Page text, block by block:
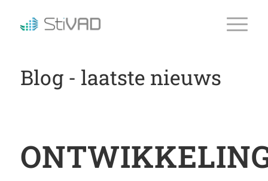
Blog - laatste nieuws